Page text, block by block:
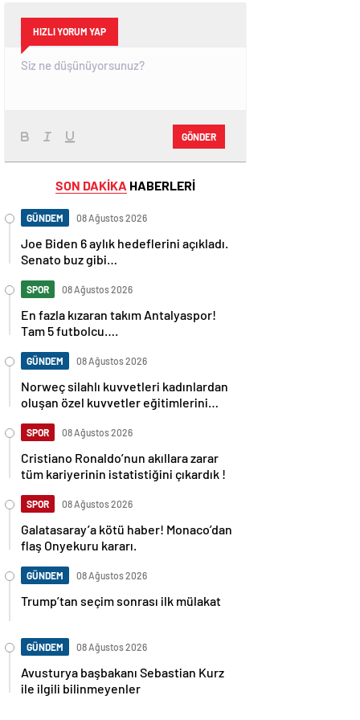
HIZLI YORUM YAP
GÖNDER
SON DAKİKA HABERLERİ
GÜNDEM 08 Ağustos 2026
Joe Biden 6 aylık hedeflerini açıkladı.
Senato buz gibi…
SPOR 08 Ağustos 2026
En fazla kızaran takım Antalyaspor!
Tam 5 futbolcu….
GÜNDEM 08 Ağustos 2026
Norweç silahlı kuvvetleri kadınlardan
oluşan özel kuvvetler eğitimlerini
SPOR 08 Ağustos 2026
Cristiano Ronaldo’nun akıllara zarar
tüm kariyerinin istatistiğini çıkardık !
SPOR 08 Ağustos 2026
Galatasaray’a kötü haber! Monaco’dan
flaş Onyekuru kararı.
GÜNDEM 08 Ağustos 2026
Trump’tan seçim sonrası ilk mülakat
GÜNDEM 08 Ağustos 2026
Avusturya başbakanı Sebastian Kurz
ile ilgili bilinmeyenler